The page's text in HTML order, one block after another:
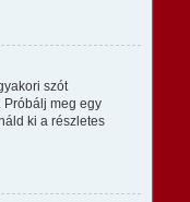
szót
Próbálj meg egy
ki a részletes